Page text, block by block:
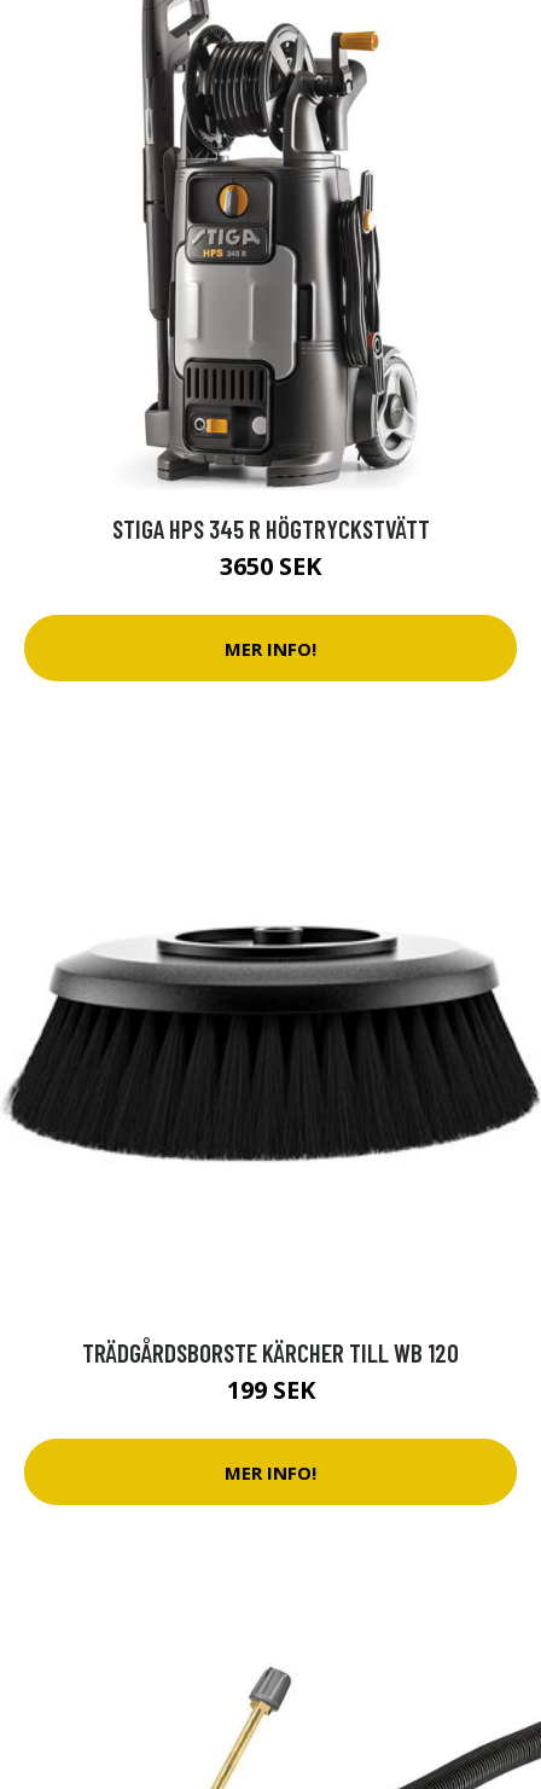
STIGA HPS 345 R HÖGTRYCKSTVÄTT
3650 SEK
MER INFO!
TRÄDGÅRDSBORSTE KÄRCHER TILL WB 120
199 SEK
MER INFO!